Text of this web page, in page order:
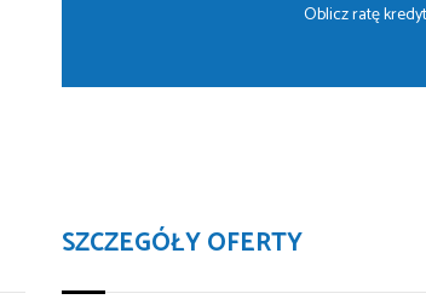
Oblicz ratę
SZCZEGÓŁY OFERTY